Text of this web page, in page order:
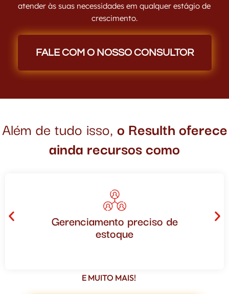
atender às suas necessidades em qualquer estágio de
crescimento.
FALE COM O NOSSO CONSULTOR
Além de tudo isso, o Resulth oferece
ainda recursos como
Gerenciamento preciso de
estoque
E MUITO MAIS!